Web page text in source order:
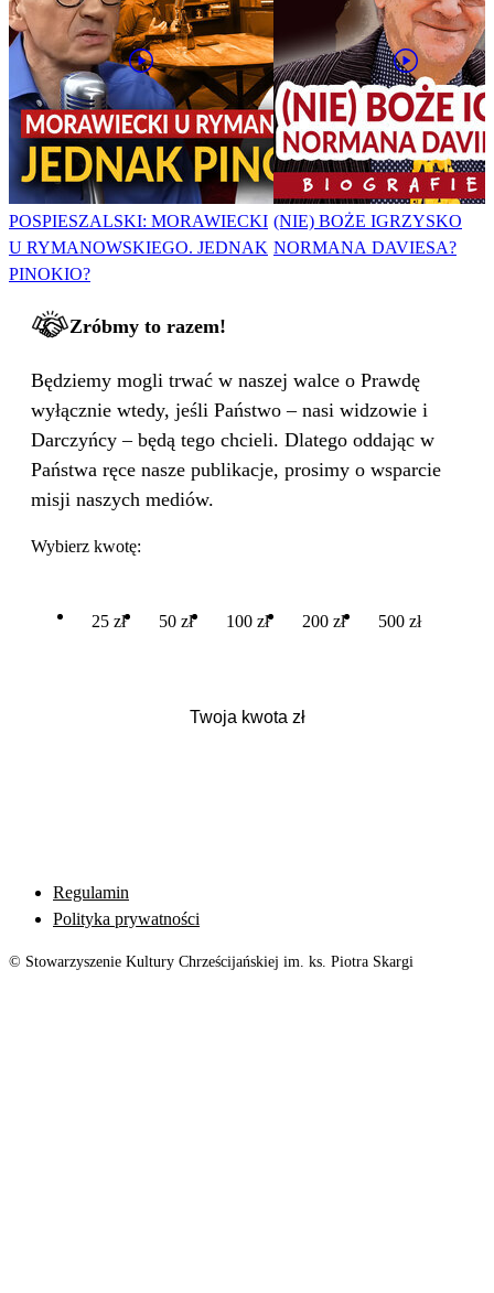
POSPIESZALSKI: MORAWIECKI
U RYMANOWSKIEGO. JEDNAK
PINOKIO?
(NIE) BOŻE IGRZYSKO
NORMANA DAVIESA?
Zróbmy to razem!
Będziemy mogli trwać w naszej walce o Prawdę
wyłącznie wtedy, jeśli Państwo – nasi widzowie i
Darczyńcy – będą tego chcieli. Dlatego oddając w
Państwa ręce nasze publikacje, prosimy o wsparcie
misji naszych mediów.
Wybierz kwotę:
25 zł 50 zł 100 zł 200 zł 500 zł
Regulamin
Polityka prywatności
© Stowarzyszenie Kultury Chrześcijańskiej im. ks. Piotra Skargi